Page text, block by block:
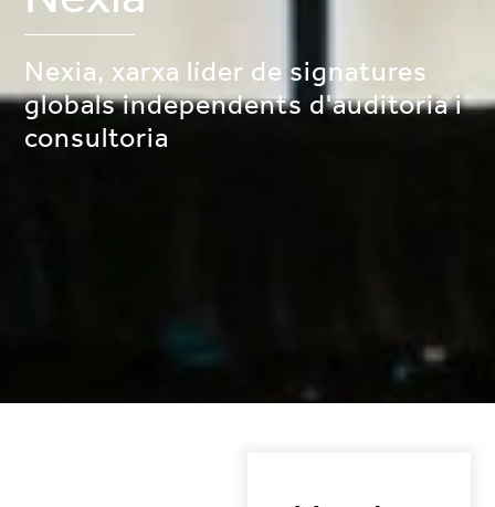
Nexia, xarxa líder de signatures
globals independents d'auditoria i
consultoria